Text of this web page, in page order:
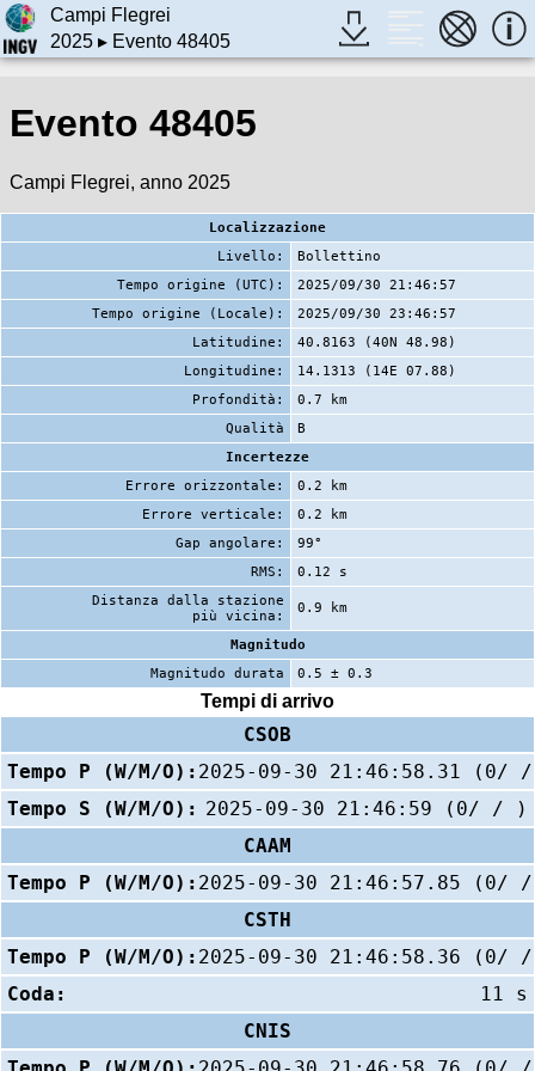
Campi Flegrei
2025▸ Evento 48405
Evento 48405
Campi Flegrei, anno 2025
Localizzazione
Livello:
Bollettino
Tempo origine (UTC):
2025/09/30 21:46:57
Tempo origine (Locale):
2025/09/30 23:46:57
Latitudine:
40.8163 (40N 48.98)
Longitudine:
14.1313 (14E 07.88)
Profondità:
0.7 km
Qualità
B
Incertezze
Errore orizzontale:
0.2 km
Errore verticale:
0.2 km
Gap angolare:
99°
RMS:
0.12 s
Distanza dalla stazione
più vicina:
0.9 km
Magnitudo
Magnitudo durata
0.5 ± 0.3
Tempi di arrivo
CSOB
Tempo P (W/M/O): 2025-09-30 21:46:58.31 (0/
Tempo S (W/M/O): 2025-09-30 21:46:59 (0/ / )
CAAM
Tempo P (W/M/O): 2025-09-30 21:46:57.85 (0/
CSTH
Tempo P (W/M/O): 2025-09-30 21:46:58.36 (0/
Coda:
11 s
CNIS